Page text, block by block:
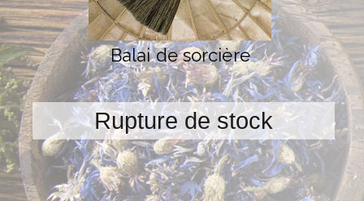
Balai de sorcière
Rupture de stock